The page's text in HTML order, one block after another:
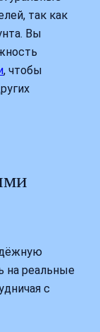
так как
Вы
, чтобы
на реальные
с